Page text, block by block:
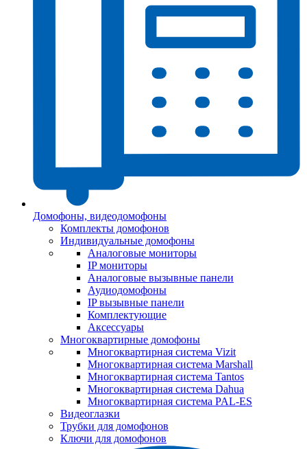
Домофоны, видеодомофоны
Комплекты домофонов
Индивидуальные домофоны
Аналоговые мониторы
IP мониторы
Аналоговые вызывные панели
Аудиодомофоны
IP вызывные панели
Комплектующие
Аксессуары
Многоквартирные домофоны
Многоквартирная система Vizit
Многоквартирная система Marshall
Многоквартирная система Tantos
Многоквартирная система Dahua
Многоквартирная система PAL-ES
Видеоглазки
Трубки для домофонов
Ключи для домофонов